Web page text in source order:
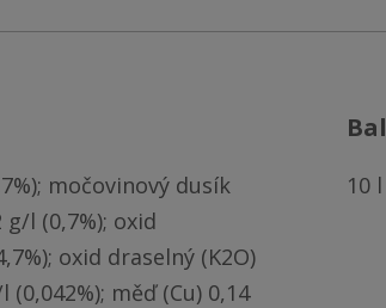
močovinový dusík
l (0,7%); oxid
oxid draselný (K2O)
měď (Cu) 0,14
10 l